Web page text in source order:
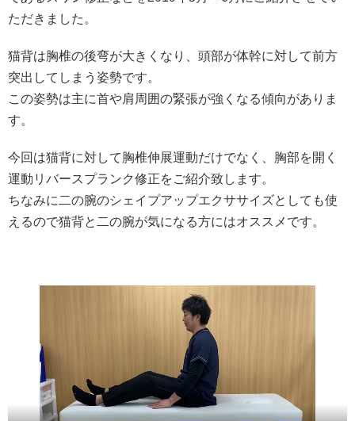
ただきました。
猫背は胸椎の後弯が大きくなり、頭部が体幹に対して前方
突出してしまう姿勢です。
この姿勢は主に首や肩周囲の緊張が強くなる傾向がありま
す。
今回は猫背に対して胸椎伸展運動だけでなく、胸部を開く
運動リバースプランク修正をご紹介致します。
ちなみに二の腕のシェイプアップエクササイズとしても使
えるので猫背と二の腕が気になる方にはオススメです。